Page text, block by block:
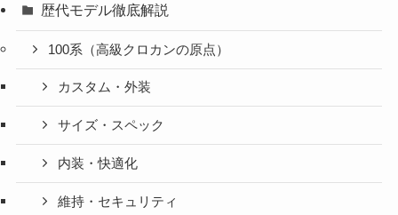
歴代モデル徹底解説
100系（高級クロカンの原点）
カスタム・外装
サイズ・スペック
内装・快適化
維持・セキュリティ